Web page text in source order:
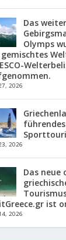
Das
Olymps
2026
2026
Das neue
ist
2026